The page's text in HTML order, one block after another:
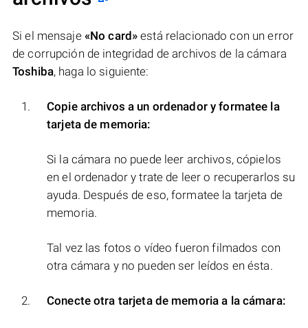
Si el mensaje «No card» está relacionado con un error
de corrupción de integridad de archivos de la cámara
Toshiba, haga lo siguiente:
Copie archivos a un ordenador y formatee la
tarjeta de memoria:
Si la cámara no puede leer archivos, cópielos
en el ordenador y trate de leer o recuperarlos su
ayuda. Después de eso, formatee la tarjeta de
memoria.
Tal vez las fotos o vídeo fueron filmados con
otra cámara y no pueden ser leídos en ésta.
Conecte otra tarjeta de memoria a la cámara: